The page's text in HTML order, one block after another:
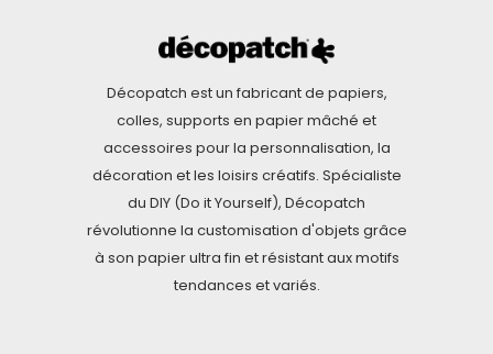
Décopatch est un fabricant de papiers,
colles, supports en papier mâché et
accessoires pour la personnalisation, la
décoration et les loisirs créatifs. Spécialiste
du DIY (Do it Yourself), Décopatch
révolutionne la customisation d'objets grâce
à son papier ultra fin et résistant aux motifs
tendances et variés.